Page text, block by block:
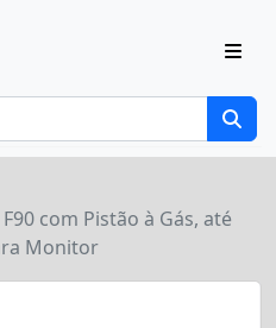
com Pistão à Gás, até
Monitor